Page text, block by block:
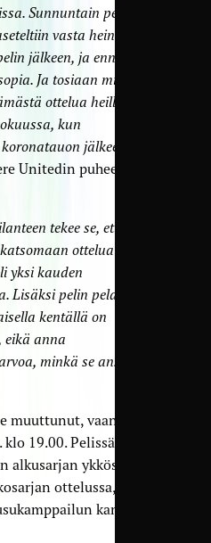
Sunnuntain peli
vasta heinäkuun
jälkeen, ja ennen tätä
Ja tosiaan mikään ei
ottelua heille
kun
jälkeen
Unitedin puheenjohtaja
tekee se, että
ottelua
yksi kauden
Lisäksi pelin pelaaminen
kentällä on
eikä anna
minkä se ansaitsisi”
vaan se on
19.00. Pelissä on
ykköspaikka
ottelussa, joten se
kannalta